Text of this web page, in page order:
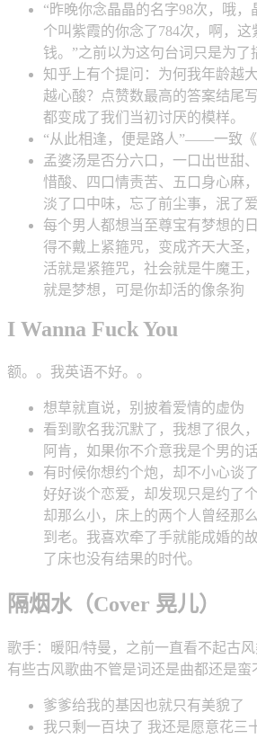
“昨晚你念晶晶的名字98次，哦
个叫紫霞的你念了784次，啊，
钱。”之前以为这句台词只是为了
知乎上有个提问：为何我年龄越
越心酸？点赞数最高的答案结尾
都变成了我们当初讨厌的模样。
“从此相逢，便是路人”——一致《
孟婆汤是否分六口，一口出世甜
惜酸、四口情责苦、五口身心麻
淡了口中味，忘了前尘事，泯了
每个男人都想当至尊宝有梦想的
得不戴上紧箍咒，变成齐天大圣
活就是紧箍咒，社会就是牛魔王
就是梦想，可是你却活的像条狗
I Wanna Fuck You
额。。我英语不好。。
想草就直说，别披着爱情的虚伪
看到歌名我沉默了，我想了很久
阿肯，如果你不介意我是个男的
有时候你想约个炮，却不小心谈
好好谈个恋爱，却发现只是约了
却那么小，床上的两个人曾经那
到老。我喜欢牵了手就能成婚的
了床也没有结果的时代。
隔烟水（Cover 晃儿）
歌手：暖阳/特曼，之前一直看不起古
有些古风歌曲不管是词还是曲都还是蛮
爹爹给我的基因也就只有美貌了
我只剩一百块了 我还是愿意花三